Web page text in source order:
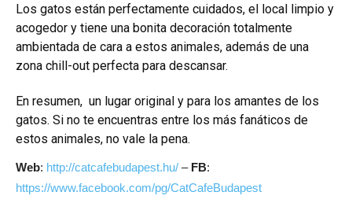
Los gatos están perfectamente cuidados, el local limpio y
acogedor y tiene una bonita decoración totalmente
ambientada de cara a estos animales, además de una
zona chill-out perfecta para descansar.
En resumen, un lugar original y para los amantes de los
gatos. Si no te encuentras entre los más fanáticos de
estos animales, no vale la pena.
Web: http://catcafebudapest.hu/ – FB:
https://www.facebook.com/pg/CatCafeBudapest